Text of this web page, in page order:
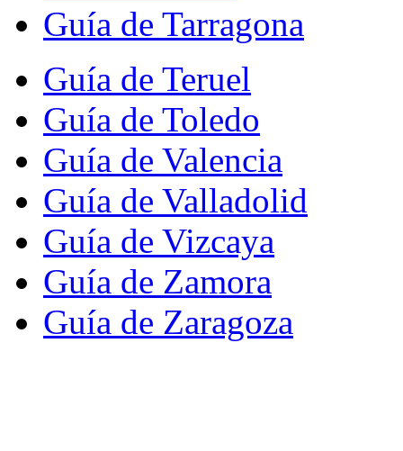
Guía de Tarragona
Guía de Teruel
Guía de Toledo
Guía de Valencia
Guía de Valladolid
Guía de Vizcaya
Guía de Zamora
Guía de Zaragoza